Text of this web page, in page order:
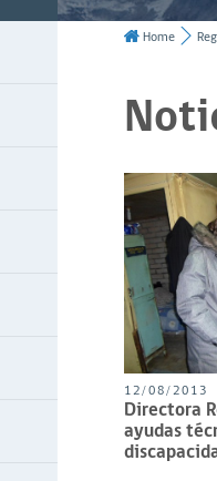
Home
12/08/2013
Directora
ayudas